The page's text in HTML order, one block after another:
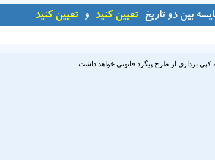
بین دو تاریخ تعیین کنید و تعیین کنید
برداری از طرح پیگرد قانونی خواهد داشت